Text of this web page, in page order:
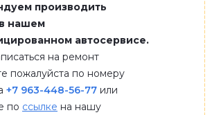
производить
нашем
автосервисе.
на ремонт
пожалуйста по номеру
+7 963-448-56-77 или
по ссылке на нашу